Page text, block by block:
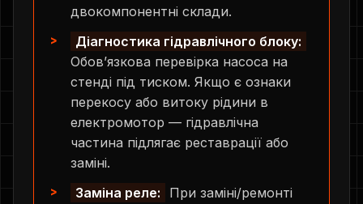
двокомпонентні склади.
Діагностика гідравлічного блоку:
Обов’язкова перевірка насоса на
стенді під тиском. Якщо є ознаки
перекосу або витоку рідини в
електромотор — гідравлічна
частина підлягає реставрації або
заміні.
Заміна реле:
При заміні/ремонті